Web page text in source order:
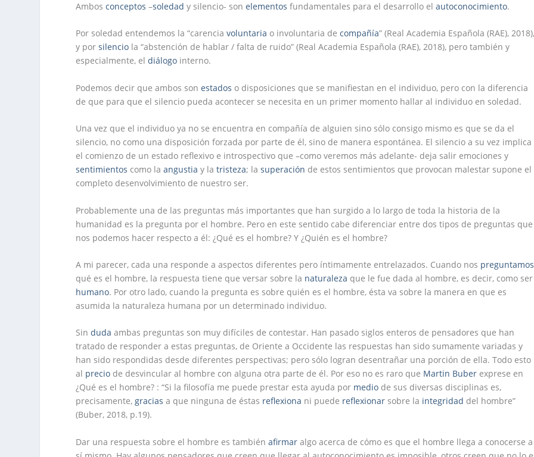
Ambosconceptos –soledad y silencio- sonelementos fundamentales para el desarrollo elautoconocimiento.
Por soledad entendemos la “carenciavoluntaria o involuntaria decompañía” (Real Academia Española (RAE),
y porsilencio la “abstención de hablar / falta de ruido” (Real Academia Española (RAE), 2018), pero también y
especialmente, eldiálogo interno.
Podemos decir que ambos sonestados o disposiciones que se manifiestan en el individuo, pero con la diferencia
de que para que el silencio pueda acontecer se necesita en un primer momento hallar al individuo en soledad.
Una vez que el individuo ya no se encuentra en compañía de alguien sino sólo consigo mismo es que se da el
silencio, no como una disposición forzada por parte de él, sino de manera espontánea. El silencio a su vez implica
el comienzo de un estado reflexivo e introspectivo que –como veremos más adelante- deja salir emociones y
sentimientos como laangustia y latristeza; lasuperación de estos sentimientos que provocan malestar supone el
completo desenvolvimiento de nuestro ser.
Probablemente una de las preguntas más importantes que han surgido a lo largo de toda la historia de la
humanidad es la pregunta por el hombre. Pero en este sentido cabe diferenciar entre dos tipos de preguntas que
nos podemos hacer respecto a él: ¿Qué es el hombre? Y ¿Quién es el hombre?
A mi parecer, cada una responde a aspectos diferentes pero íntimamente entrelazados. Cuando nos preguntamos
qué es el hombre, la respuesta tiene que versar sobre la naturaleza que le fue dada al hombre, es decir, como ser
humano. Por otro lado, cuando la pregunta es sobre quién es el hombre, ésta va sobre la manera en que es
asumida la naturaleza humana por un determinado individuo.
Sinduda ambas preguntas son muy difíciles de contestar. Han pasado siglos enteros de pensadores que han
tratado de responder a estas preguntas, de Oriente a Occidente las respuestas han sido sumamente variadas y
han sido respondidas desde diferentes perspectivas; pero sólo logran desentrañar una porción de ella. Todo esto
al precio de desvincular al hombre con alguna otra parte de él. Por eso no es raro que Martin Buber exprese en
¿Qué es el hombre? : “Si la filosofía me puede prestar esta ayuda por medio de sus diversas disciplinas es,
precisamente,gracias a que ninguna de éstas reflexiona ni puede reflexionar sobre la integridad del hombre”
(Buber, 2018, p.19).
Dar una respuesta sobre el hombre es tambiénafirmar algo acerca de cómo es que el hombre llega a conocerse a